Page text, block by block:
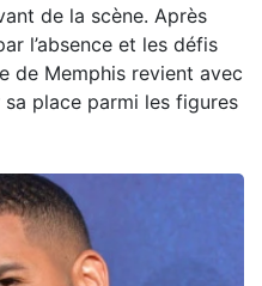
de la scène. Après
l’absence et les défis
de Memphis revient avec
place parmi les figures